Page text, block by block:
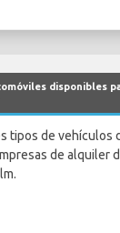
disponibles
tipos de vehículos
de alquiler